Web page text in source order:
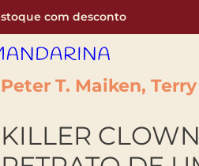
com desconto
Peter T. Maiken,
KILLER